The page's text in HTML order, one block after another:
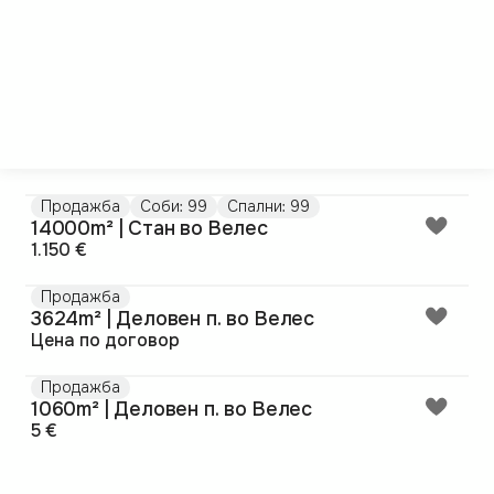
Продажба Соби: 99 Спални: 99
14000m² | Стан во Велес
1.150 €
Продажба
3624m² | Деловен п. во Велес
Цена по договор
Продажба
1060m² | Деловен п. во Велес
5 €